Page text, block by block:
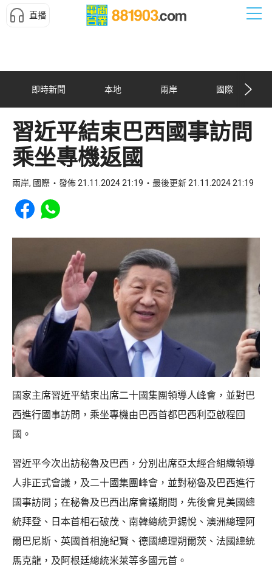
直播
即時新聞 本地 兩岸 國際
習近平結束巴西國事訪問
乘坐專機返國
兩岸, 國際 發佈 21.11.2024 21:19 最後更新 21.11.2024 21:19
Share to Facebook
Share to WhatsApp
國家主席習近平結束出席二十國集團領導人峰會，並對巴
西進行國事訪問，乘坐專機由巴西首都巴西利亞啟程回
國。
習近平今次出訪秘魯及巴西，分別出席亞太經合組織領導
人非正式會議，及二十國集團峰會，並對秘魯及巴西進行
國事訪問；在秘魯及巴西出席會議期間，先後會見美國總
統拜登、日本首相石破茂、南韓總統尹錫悅、澳洲總理阿
爾巴尼斯、英國首相施紀賢、德國總理朔爾茨、法國總統
馬克龍，及阿根廷總統米萊等多國元首。